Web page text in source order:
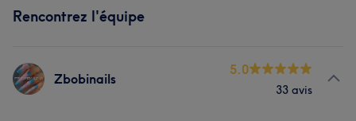
Rencontrez l'équipe
Zbobinails
5.0
33 avis